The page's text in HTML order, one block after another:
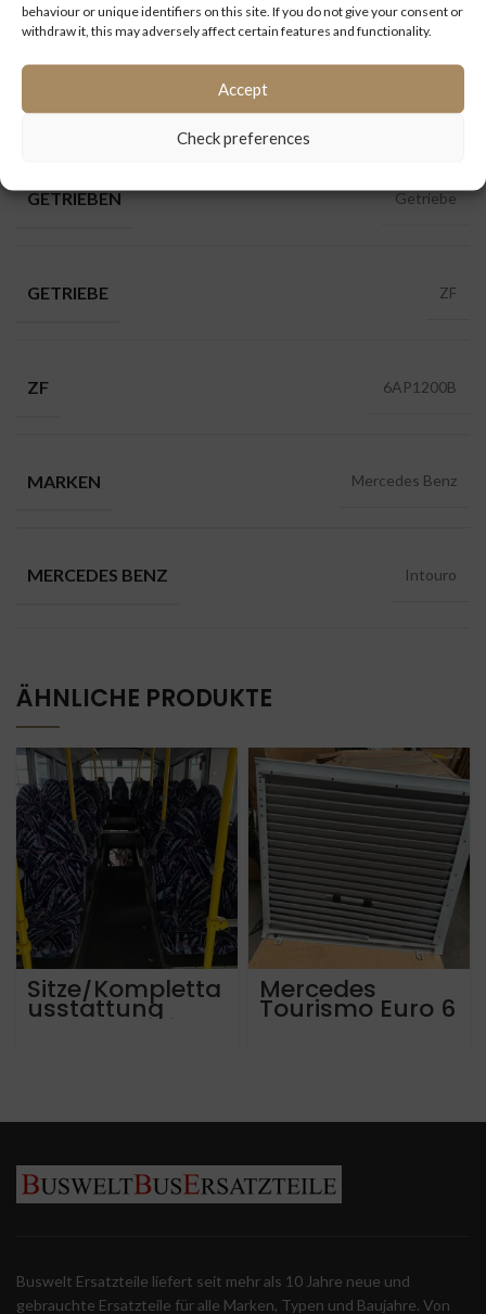
behaviour or unique identifiers on this site. If you do not give your consent or
withdraw it, this may adversely affect certain features and functionality.
Accept
Check preferences
ZUSÄTZLICHE INFORMATIONEN
GETRIEBEN Getriebe
GETRIEBE ZF
ZF 6AP1200B
MARKEN Mercedes Benz
MERCEDES BENZ Intouro
ÄHNLICHE PRODUKTE
Sitze/Kompletta
usstattung
Mercedes Citaro
Mercedes
Tourismo Euro 6
Lamellenklappe
Buswelt Ersatzteile liefert seit mehr als 10 Jahre neue und
gebrauchte Ersatzteile für alle Marken, Typen und Baujahre. Von